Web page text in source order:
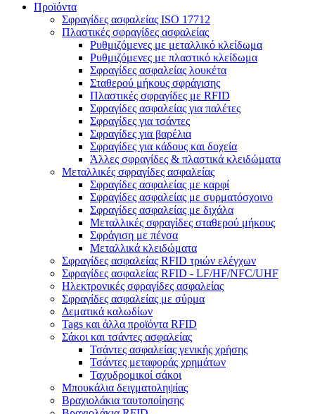
Προϊόντα
Σφραγίδες ασφαλείας ISO 17712
Πλαστικές σφραγίδες ασφαλείας
Ρυθμιζόμενες με μεταλλικό κλείδωμα
Ρυθμιζόμενες με πλαστικό κλείδωμα
Σφραγίδες ασφαλείας λουκέτα
Σταθερού μήκους σφράγισης
Πλαστικές σφραγίδες με RFID
Σφραγίδες ασφαλείας για παλέτες
Σφραγίδες για τσάντες
Σφραγίδες για βαρέλια
Σφραγίδες για κάδους και δοχεία
Άλλες σφραγίδες & πλαστικά κλειδώματα
Μεταλλικές σφραγίδες ασφαλείας
Σφραγίδες ασφαλείας με καρφί
Σφραγίδες ασφαλείας με συρματόσχοινο
Σφραγίδες ασφαλείας με διχάλα
Μεταλλικές σφραγίδες σταθερού μήκους
Σφράγιση με πένσα
Μεταλλικά κλειδώματα
Σφραγίδες ασφαλείας RFID τριών ελέγχων
Σφραγίδες ασφαλείας RFID - LF/HF/NFC/UHF
Ηλεκτρονικές σφραγίδες ασφαλείας
Σφραγίδες ασφαλείας με σύρμα
Δεματικά καλωδίων
Tags και άλλα προϊόντα RFID
Σάκοι και τσάντες ασφαλείας
Τσάντες ασφαλείας γενικής χρήσης
Τσάντες μεταφοράς χρημάτων
Ταχυδρομικοί σάκοι
Μπουκάλια δειγματοληψίας
Βραχιολάκια ταυτοποίησης